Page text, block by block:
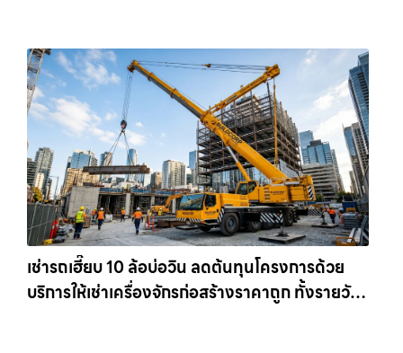
เช่ารถเฮี๊ยบ 10 ล้อบ่อวิน ลดต้นทุนโครงการด้วย
บริการให้เช่าเครื่องจักรก่อสร้างราคาถูก ทั้งรายวัน